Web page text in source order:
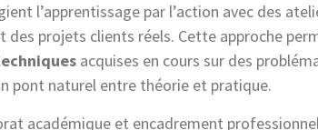
l’apprentissage par l’action avec des
projets clients réels. Cette approche
acquises en cours sur des
pont naturel entre théorie et pratique.
académique et encadrement